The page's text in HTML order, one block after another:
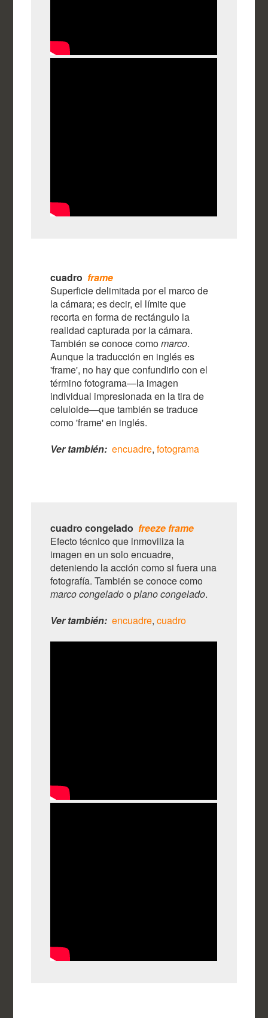
cuadro frame
Superficie delimitada por el marco de
la cámara; es decir, el límite que
recorta en forma de rectángulo la
realidad capturada por la cámara.
También se conoce comomarco.
Aunque la traducción en inglés es
'frame', no hay que confundirlo con el
término fotograma—la imagen
individual impresionada en la tira de
celuloide—que también se traduce
como 'frame' en inglés.
Ver también: encuadre,fotograma
cuadro congelado freeze frame
Efecto técnico que inmoviliza la
imagen en un solo encuadre,
deteniendo la acción como si fuera una
fotografía. También se conoce como
marco congeladooplano congelado.
Ver también: encuadre,cuadro